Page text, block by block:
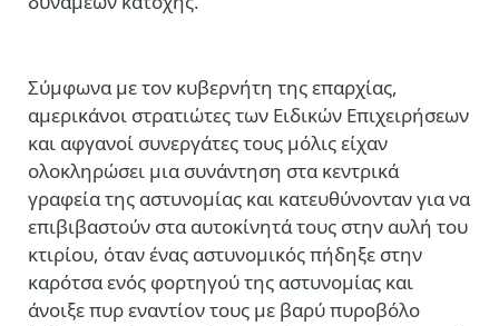
Σύμφωνα με τον κυβερνήτη της επαρχίας,
αμερικάνοι στρατιώτες των Ειδικών Επιχειρήσεων
και αφγανοί συνεργάτες τους μόλις είχαν
ολοκληρώσει μια συνάντηση στα κεντρικά
γραφεία της αστυνομίας και κατευθύνονταν για να
επιβιβαστούν στα αυτοκίνητά τους στην αυλή του
κτιρίου, όταν ένας αστυνομικός πήδηξε στην
καρότσα ενός φορτηγού της αστυνομίας και
άνοιξε πυρ εναντίον τους με βαρύ πυροβόλο